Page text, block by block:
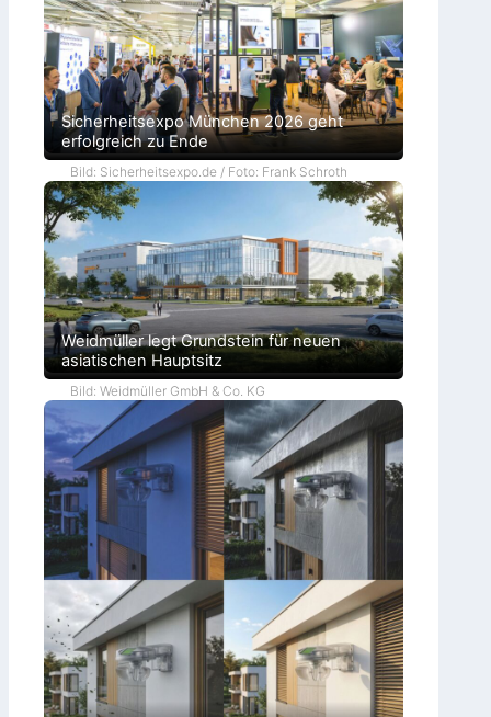
Sicherheitsexpo München 2026 geht
erfolgreich zu Ende
Bild: Sicherheitsexpo.de / Foto: Frank Schroth
Weidmüller legt Grundstein für neuen
asiatischen Hauptsitz
Bild: Weidmüller GmbH & Co. KG